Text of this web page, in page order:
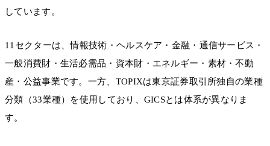
しています。
11セクターは、情報技術・ヘルスケア・金融・通信サービス・
一般消費財・生活必需品・資本財・エネルギー・素材・不動
産・公益事業です。一方、TOPIXは東京証券取引所独自の業種
分類（33業種）を使用しており、GICSとは体系が異なりま
す。